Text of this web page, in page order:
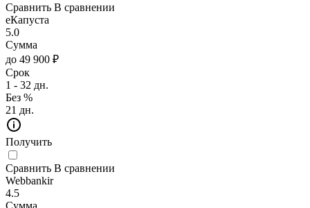
Сравнить В сравнении
еКапуста
5.0
Сумма
до 49 900 ₽
Срок
1 - 32 дн.
Без %
21 дн.
Получить
Сравнить В сравнении
Webbankir
4.5
Сумма